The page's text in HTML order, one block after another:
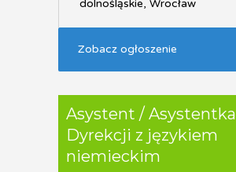
dolnośląskie, Wrocław
Zobacz ogłoszenie
Asystent / Asystentka
Dyrekcji z językiem
niemieckim